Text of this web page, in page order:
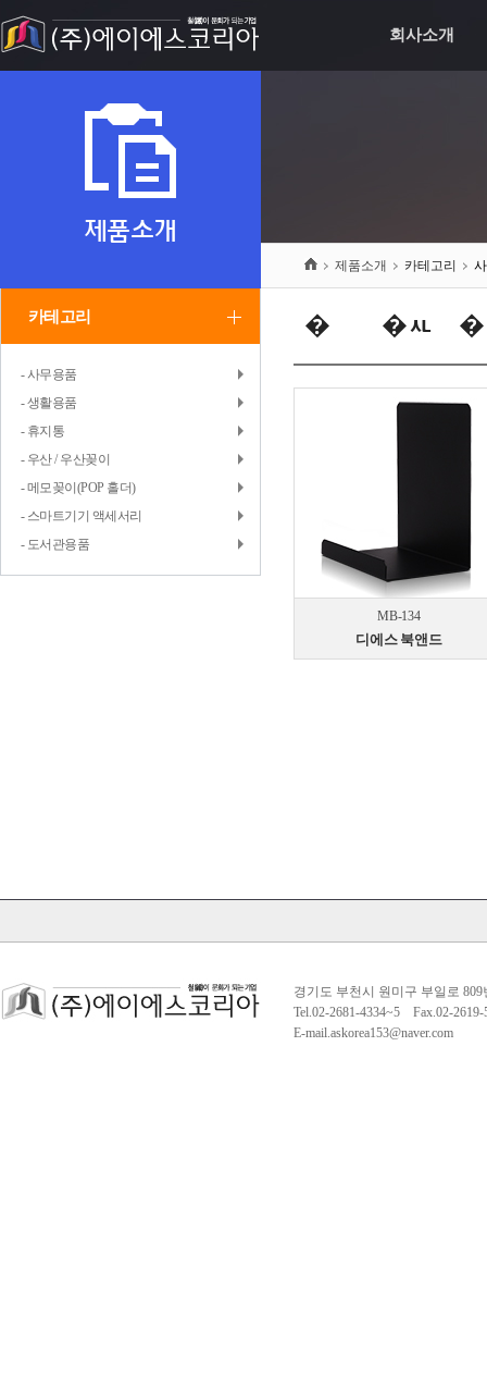
회사소개
제품소개
카테고리
- 사무용품
- 생활용품
- 휴지통
- 우산 / 우산꽂이
- 메모꽂이(POP 홀더)
- 스마트기기 액세서리
- 도서관용품
제품소개 카테고리
�붿뿉�ㅻ턿�
MB-134
디에스 북앤드
경기도 부천시 원미구 부일로
Tel.02-2681-4334~5 Fax.02-
E-mail.askorea153@naver.com